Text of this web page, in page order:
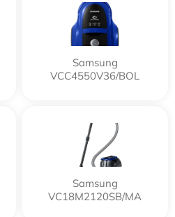
Samsung
VCC4550V36/BOL
Samsung
VC18M2120SB/MA